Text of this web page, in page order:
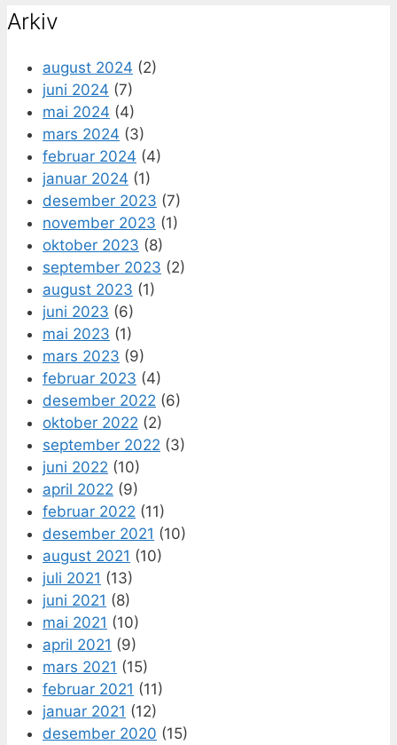
Arkiv
august 2024 (2)
juni 2024 (7)
mai 2024 (4)
mars 2024 (3)
februar 2024 (4)
januar 2024 (1)
desember 2023 (7)
november 2023 (1)
oktober 2023 (8)
september 2023 (2)
august 2023 (1)
juni 2023 (6)
mai 2023 (1)
mars 2023 (9)
februar 2023 (4)
desember 2022 (6)
oktober 2022 (2)
september 2022 (3)
juni 2022 (10)
april 2022 (9)
februar 2022 (11)
desember 2021 (10)
august 2021 (10)
juli 2021 (13)
juni 2021 (8)
mai 2021 (10)
april 2021 (9)
mars 2021 (15)
februar 2021 (11)
januar 2021 (12)
desember 2020 (15)